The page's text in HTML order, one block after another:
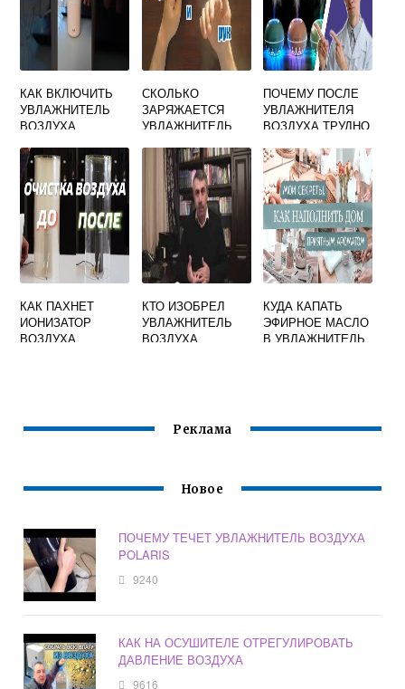
КАК ВКЛЮЧИТЬ
УВЛАЖНИТЕЛЬ
ВОЗДУХА
СКОЛЬКО
ЗАРЯЖАЕТСЯ
УВЛАЖНИТЕЛЬ
ПОЧЕМУ ПОСЛЕ
УВЛАЖНИТЕЛЯ
ВОЗДУХА ТРУДНО
КАК ПАХНЕТ
ИОНИЗАТОР
ВОЗДУХА
КТО ИЗОБРЕЛ
УВЛАЖНИТЕЛЬ
ВОЗДУХА
КУДА КАПАТЬ
ЭФИРНОЕ МАСЛО
В УВЛАЖНИТЕЛЬ
Реклама
Новое
ПОЧЕМУ ТЕЧЕТ УВЛАЖНИТЕЛЬ ВОЗДУХА
POLARIS
9240
КАК НА ОСУШИТЕЛЕ ОТРЕГУЛИРОВАТЬ
ДАВЛЕНИЕ ВОЗДУХА
9616